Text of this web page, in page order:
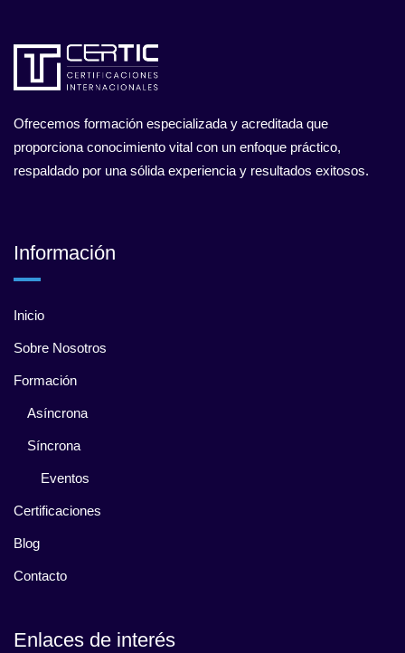
Ofrecemos formación especializada y acreditada que
proporciona conocimiento vital con un enfoque práctico,
respaldado por una sólida experiencia y resultados exitosos.
Información
Inicio
Sobre Nosotros
Formación
Asíncrona
Síncrona
Eventos
Certificaciones
Blog
Contacto
Enlaces de interés